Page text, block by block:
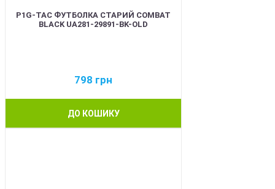
P1G-TAC ФУТБОЛКА СТАРИЙ COMBAT
BLACK UA281-29891-BK-OLD
798 грн
ДО КОШИКУ